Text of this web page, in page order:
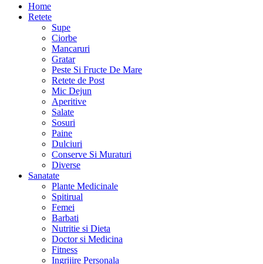
Home
Retete
Supe
Ciorbe
Mancaruri
Gratar
Peste Si Fructe De Mare
Retete de Post
Mic Dejun
Aperitive
Salate
Sosuri
Paine
Dulciuri
Conserve Si Muraturi
Diverse
Sanatate
Plante Medicinale
Spitirual
Femei
Barbati
Nutritie si Dieta
Doctor si Medicina
Fitness
Ingrijire Personala